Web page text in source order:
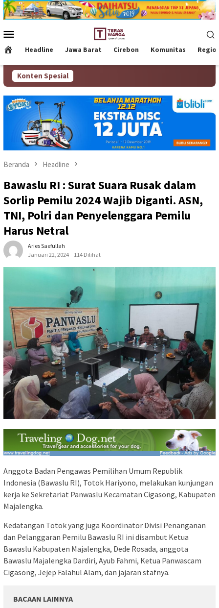
Loncat
ke
Mobile
Headline Jawa Barat Cirebon Komunitas
Konten Spesial
Beranda Headline
Bawaslu RI : Surat Suara Rusak dalam
Sorlip Pemilu 2024 Wajib Diganti. ASN,
TNI, Polri dan Penyelenggara Pemilu
Harus Netral
Aries Saefullah
Januari 22, 2024
114 Dilihat
Anggota Badan Pengawas Pemilihan Umum Republik
Indonesia (Bawaslu RI), Totok Hariyono, melakukan kunjungan
kerja ke Sekretariat Panwaslu Kecamatan Cigasong, Kabupaten
Majalengka.
Kedatangan Totok yang juga Koordinator Divisi Penanganan
dan Pelanggaran Pemilu Bawaslu RI ini disambut Ketua
Bawaslu Kabupaten Majalengka, Dede Rosada, anggota
Bawaslu Majalengka Dardiri, Ayub Fahmi, Ketua Panwascam
Cigasong, Jejep Falahul Alam, dan jajaran stafnya.
BACAAN LAINNYA